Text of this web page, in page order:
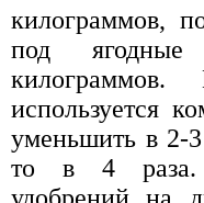
килограммов,
под
используется
уменьшить в 2-
то в 4 раза.